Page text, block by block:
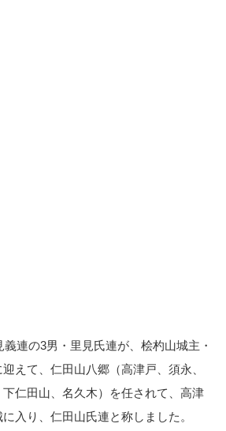
連の3男・里見氏連が、桧杓山城主・
えて、仁田山八郷（高津戸、須永、
仁田山、名久木）を任されて、高津
入り、仁田山氏連と称しました。